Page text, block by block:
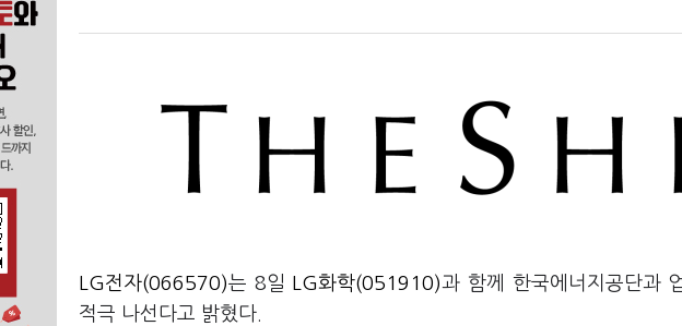
LG전자(066570)는 8일 LG화학(051910)과 함께 한국에너지공단과
적극 나선다고 밝혔다.